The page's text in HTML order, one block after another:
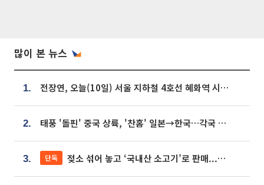
많이 본 뉴스
1. 전장연, 오늘(10일) 서울 지하철 4호선 혜화역 시위…1호선 용산역 무정차
2. 태풍 '돌핀' 중국 상륙, '찬홈' 일본→한국…각국 기상청 예상 경로는?
3. 단독 젖소 섞어 놓고 ‘국내산 소고기’로 판매...홈쇼핑 표기, 현실과 괴리 어쩌나